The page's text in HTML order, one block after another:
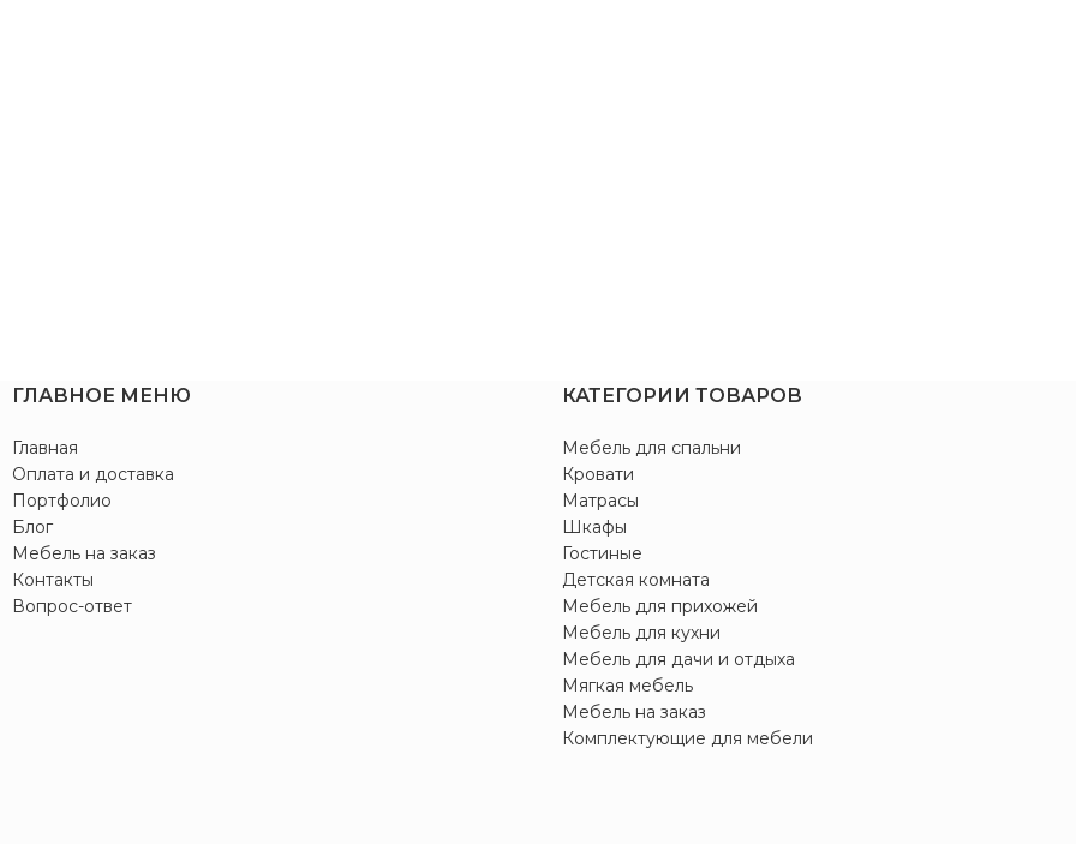
ГЛАВНОЕ МЕНЮ
Главная
Оплата и доставка
Портфолио
Блог
Мебель на заказ
Контакты
Вопрос-ответ
КАТЕГОРИИ ТОВАРОВ
Мебель для спальни
Кровати
Матрасы
Шкафы
Гостиные
Детская комната
Мебель для прихожей
Мебель для кухни
Мебель для дачи и отдыха
Мягкая мебель
Мебель на заказ
Комплектующие для мебели